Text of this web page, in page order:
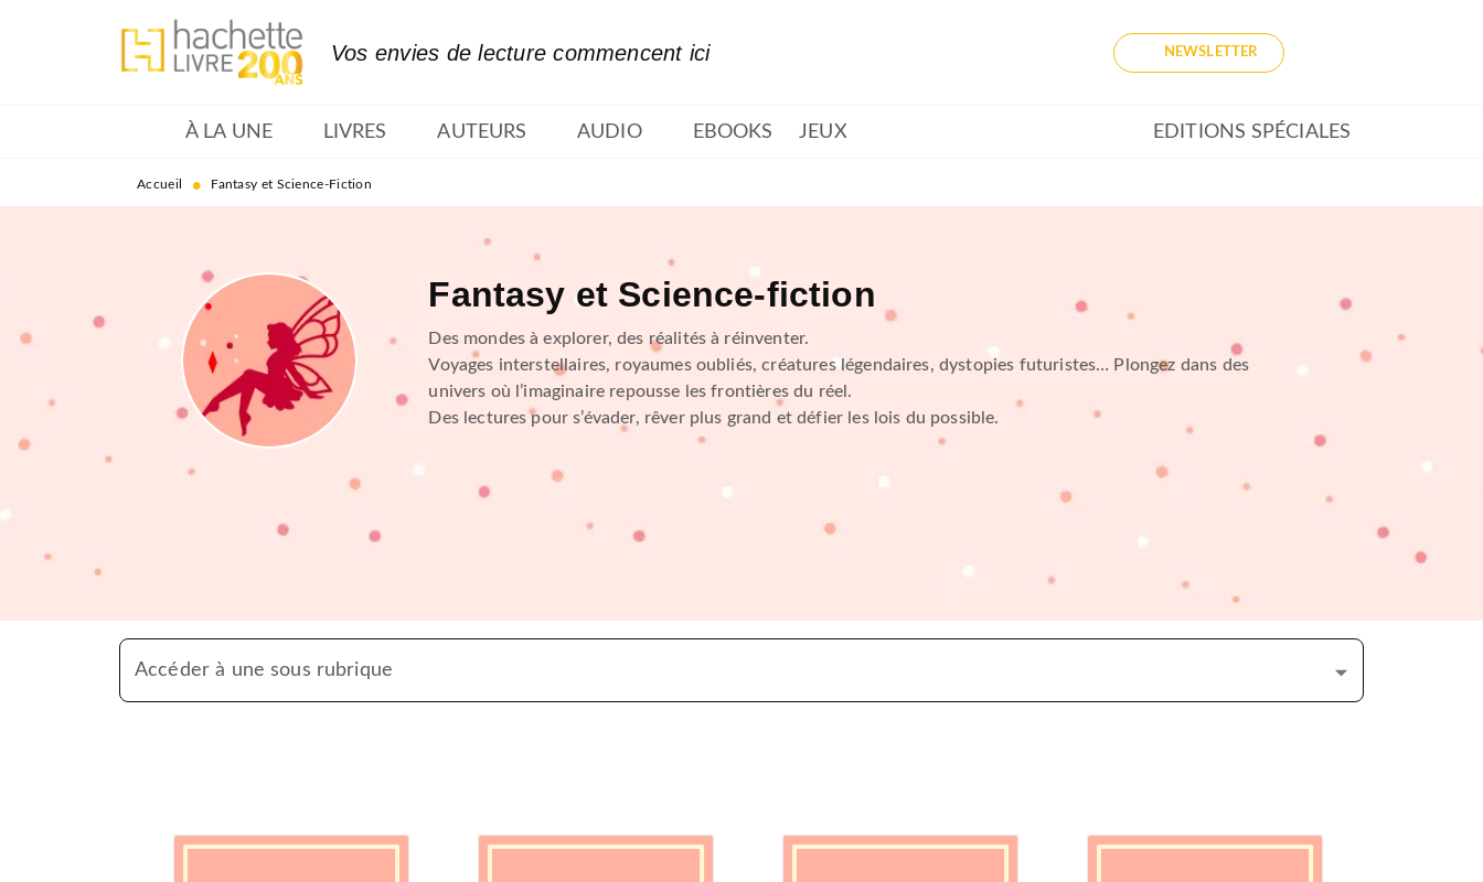
MENU RECHERCHE
Vos envies de lecture commencent ici NEWSLETTER
À LA UNE LIVRES AUTEURS AUDIO EBOOKS JEUX EDITIONS SPÉCIALES
Accueil • Fantasy et Science-Fiction
Fantasy et Science-fiction
Des mondes à explorer, des réalités à réinventer.
Voyages interstellaires, royaumes oubliés, créatures légendaires, dystopies futuristes… Plongez dans des
univers où l’imaginaire repousse les frontières du réel.
Des lectures pour s’évader, rêver plus grand et défier les lois du possible.
Accéder à une sous rubrique